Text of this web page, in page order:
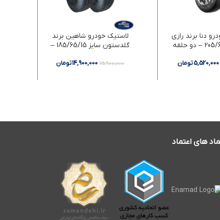
دنا برند رازی
5,520,000تومان
لاستیک خودرو شاهین برند
گلدستون سایز 185/65/15 –
15,900,000
14,900,000تومان
های اعتماد